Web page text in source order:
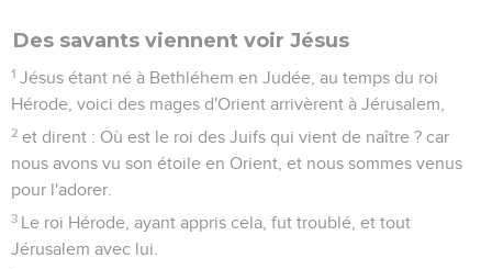
Des savants viennent voir Jésus
1 Jésus étant né à Bethléhem en Judée, au temps du roi
Hérode, voici des mages d'Orient arrivèrent à Jérusalem,
2 et dirent : Où est le roi des Juifs qui vient de naître ? car
nous avons vu son étoile en Orient, et nous sommes venus
pour l'adorer.
3 Le roi Hérode, ayant appris cela, fut troublé, et tout
Jérusalem avec lui.